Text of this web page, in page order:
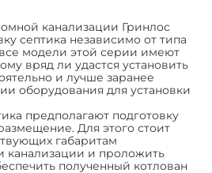
канализации Гринлос
септика независимо от типа
модели этой серии имеют
вряд ли удастся установить
и лучше заранее
оборудования для установки
предполагают подготовку
Для этого стоит
габаритам
канализации и проложить
полученный котлован